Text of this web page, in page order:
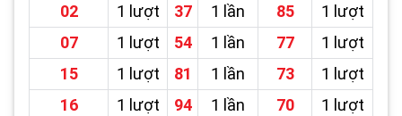
02
1 lượt 37 1 lần 85
1 lượt
07
1 lượt 54 1 lần 77
1 lượt
15
1 lượt 81 1 lần 73
1 lượt
16
1 lượt 94 1 lần 70
1 lượt